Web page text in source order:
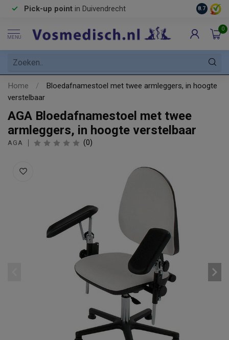
Pick-up point in Duivendrecht 8.7
MENU
0
Home /
Bloedafnamestoel met twee armleggers, in hoogte
verstelbaar
AGA Bloedafnamestoel met twee
armleggers, in hoogte verstelbaar
AGA (0)